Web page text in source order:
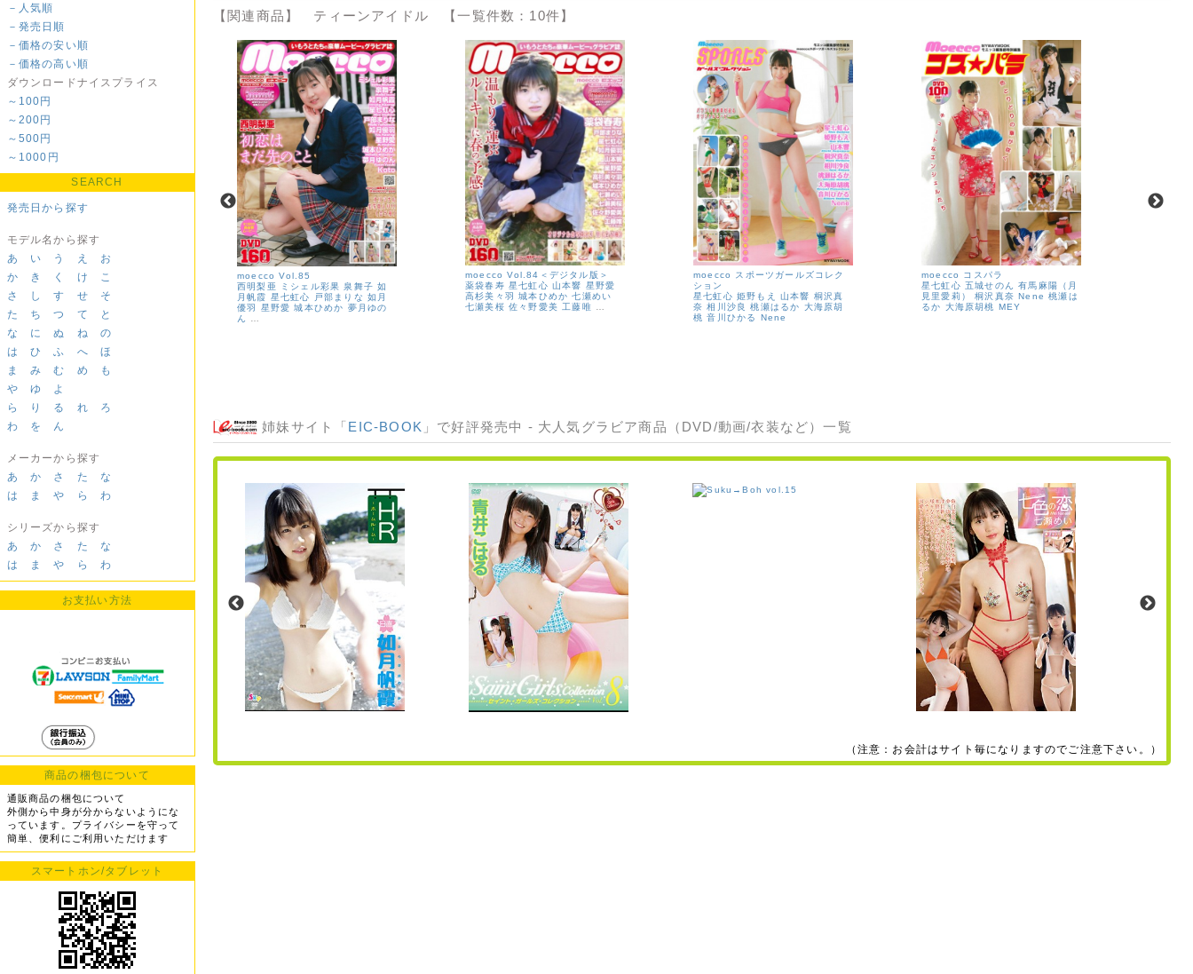
－人気順
－発売日順
－価格の安い順
－価格の高い順
ダウンロードナイスプライス
～100円
～200円
～500円
～1000円
SEARCH
発売日から探す
モデル名から探す
あ
い う え
お
か
き く け
こ
さ
し す せ
そ
た
ち つ て
と
な
に ぬ ね
の
は
ひ ふ へ
ほ
ま
み む め
も
や
ゆ
よ
ら
り る れ
ろ
わ
を ん
メーカーから探す
あ
か さ た
な
は
ま や ら わ
シリーズから探す
あ
か さ た
な
は
ま や ら わ
お支払い方法
商品の梱包について
通販商品の梱包について
外側から中身が分からないようにな
っています。プライバシーを守って
簡単、便利にご利用いただけます
スマートホン/タブレット
【関連商品】 ティーンアイドル 【一覧件数：10件】
moecco ピュアホワイト 11＜デジ
MEY
姫野もえ 音川ひかる
咲陽菜
梨々香 大海原胡桃
奈
moecco Vol.85
西明梨亜
ミシェル彩果 泉舞子 如
月帆霞 星七虹心 戸部まりな 如月
優羽
星野愛 城本ひめか 夢月ゆの
ん
moecco Vol.84＜デジタル版＞
薬袋春寿 星七虹心 山本響 星野愛
高杉美々羽
城本ひめか 七瀬めい
七瀬美桜 佐々野愛美 工藤唯 …
moecco スポーツガールズコレク
ション
星七虹心 姫野もえ 山本響 桐沢真
奈 相川沙良 桃瀬はるか 大海原胡
桃 音川ひかる Nene
moecco コスパラ
星七虹心 五城せのん 有馬麻陽（月
見里愛莉）
桐沢真奈 Nene 桃瀬は
るか 大海原胡桃 MEY
姉妹サイト「EIC-BOOK 」で好評発売中 - 大人気グラビア商品（DVD/動画/衣装など）一覧
（注意：お会計はサイト毎になりますのでご注意下さい。）